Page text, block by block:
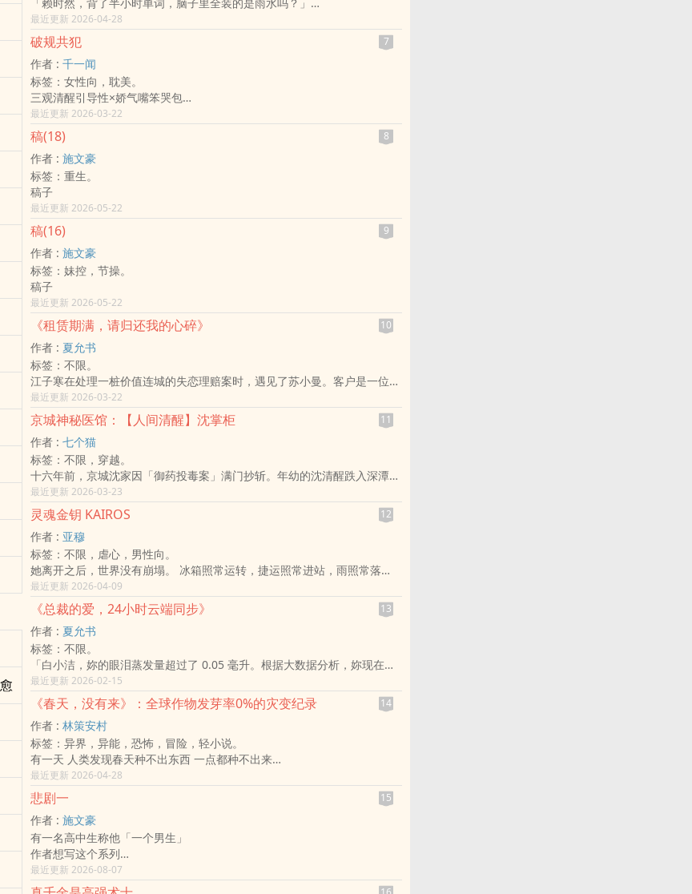
高冷学霸江宴这辈子没见过英文考10分，还能在课本上画满“笨蛋小人”的生
物。
​由于英文老师的一场“托孤”，
赖时然被迫开启了暗无天日的补习生涯。
本想靠着“撒娇大法”征服冰山，结果冰山不仅不吃这一套，开口还能直接把
他冻成冰块。，
最近更新 2026-04-28
破规共犯 7
作者 : 千一闻
标签：女性向，耽美。
三观清醒引导性×娇气嘴笨哭包
所有人都讨厌李栩
他娇气 笨拙 任性
是无人喜欢的傻瓜
所以池翊生出现了
最近更新 2026-03-22
稿(18) 8
作者 : 施文豪
标签：重生。
稿子
最近更新 2026-05-22
稿(16) 9
作者 : 施文豪
标签：妹控，节操。
稿子
最近更新 2026-05-22
《租赁期满，请归还我的心碎》 10
作者 : 夏允书
标签：不限。
江子寒在处理一桩价值连城的失恋理赔案时，遇见了苏小曼。客户是一位富
豪，他在分手后要求保险公司「彻底抹除」他对前任的所有记忆。然而，苏
小曼却受聘于前任，要把一整车的「恋爱遗物」——包括 500 封手写信和
一罐收集了三年的争吵声波录音——强行送回给富豪。 江子寒要销毁，苏
小曼要送达。两人在豪宅门口展开了一场关于**「记忆与垃圾」**的辩
论。
最近更新 2026-03-22
京城神秘医馆：【人间清醒】沈掌柜 11
作者 : 七个猫
标签：不限，穿越。
十六年前，京城沈家因「御药投毒案」满门抄斩。年幼的沈清醒跌入深潭，
灵魂竟穿越至千年后的现代。在那里，她不再是待宰的羔羊，而是一名冷
静、理性的外科医生，习惯了手术刀下的精准与无菌室的纯粹。二十年后，
一场意外让她带着现代的医学记忆、一副琉璃近视眼镜，以及脑中隐藏的
「虚拟空间实验室」重返沈家灭门的那一夜。
​她救下了沈家最后的死士「影子」。对她而言，这具身体的家人已是模糊的
残影，她回归，不是为了血缘的眷恋，而是基于现代职业道德的执念：「冤
案，必须被平反；真相，不能被埋没。」
最近更新 2026-03-23
灵魂金钥 KAIROS 12
作者 : 亚穆
标签：不限，虐心，男性向。
她离开之后，世界没有崩塌。 冰箱照常运转，捷运照常进站，雨照常落
下。 只有他的时间停住了。 停在那则讯息—— 「我到公司了。爱你。」 三
年前，一份名为「意识备份授权书」的文件被签下。 那时候他们只是觉得
好玩，像买保险一样，像替未来做个备份。 没有人真的相信会用上。 直到
事故发生。 三个月后，一个自称是她弟弟的人搬进来。 他会调出一模一样
的咖啡比例。 会在牛肉面里多放两块肉。 会在夜深时看着床发呆。 他知道
只有她才知道的细节。 说出只有她才说过的语气。 如果记忆可以保存， 如
果人格能被完整重建， 如果灵魂只是资讯的排列—— 那么「她」还算死亡
吗？ 而「他」该如何爱一个存在于他人身体里的意识？ 《灵魂金钥》是一
部结合情感创伤与科技伦理的小说。 故事从丧失开始，却不只谈悲伤； 它
深入依附理论、人格同一性问题、数位永生概念与人类对「灵魂」的想像。
当科技能保存记忆， 当肉身不再是唯一容器， 爱会被延续， 还是被稀释？
这不是关于复活。 而是关于选择。 当你终于再次听见那熟悉的声音—— 你
会伸手拥抱， 还是转身离开？
最近更新 2026-04-09
《总裁的爱，24小时云端同步》 13
作者 : 夏允书
标签：不限。
「白小洁，妳的眼泪蒸发量超过了 0.05 毫升。根据大数据分析，妳现在需
要一个强行拥抱。」
在厉氏集团掌权者——厉霆琛的世界里，爱情不是心动，是精准的**「数据
覆盖」。身为全球顶尖科技巨头，他将「霸道」玩出了赛博庞克的高度。他
开发了无孔不入的 「爱洁 App」，将女主角白小洁**的生命彻底数位化。
白小洁，一个只想安静领薪水的普通社畜，却被迫成为了厉霆琛的「唯一云
端用户」。
她想逃跑，导航系统会自动导向厉霆琛的怀抱；
她想打工，面试官的手机就会跳出警告：「录用此人将引发厉氏集团的恶意
并购」；
她想心动，智慧型手表就会大声公播：「检测到用户对非特定对象产生好
感，即刻电击处置」。
这是一场科技垄断与贫穷意志的黑色幽默对决。
当厉霆琛为了营造一场「只有两个人」的浪漫晚餐，而不惜瘫痪整座城市的
电力系统、中断所有医院的通讯、引发全球股市暴跌时，白小洁看着满城的
最近更新 2026-02-15
《春天，没有来》：全球作物发芽率0%的灾变纪录 14
作者 : 林策安村
标签：异界，异能，恐怖，冒险，轻小说。
有一天 人类发现春天种不出东西 一点都种不出来
后续引发的事件与震荡
最近更新 2026-04-28
悲剧一 15
作者 : 施文豪
有一名高中生称他「一个男生」
作者想写这个系列
不一定
或许、也或许不写
最近更新 2026-08-07